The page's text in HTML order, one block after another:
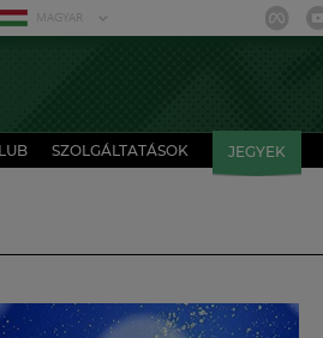
MAGYAR
SZOLGÁLTATÁSOK JEGYEK